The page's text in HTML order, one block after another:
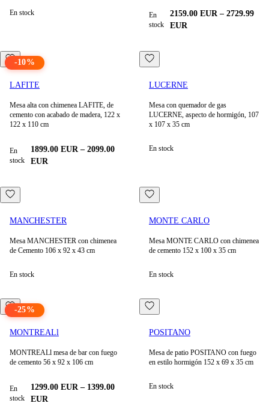
En stock
En
stock
2159.00 EUR –2729.99
EUR
-10%
LAFITE
Mesa alta con chimenea LAFITE, de
cemento con acabado de madera, 122 x
122 x 110 cm
En
stock
1899.00 EUR –2099.00
EUR
LUCERNE
Mesa con quemador de gas
LUCERNE, aspecto de hormigón, 107
x 107 x 35 cm
En stock
MANCHESTER
Mesa MANCHESTER con chimenea
de Cemento 106 x 92 x 43 cm
En stock
MONTE CARLO
Mesa MONTE CARLO con chimenea
de cemento 152 x 100 x 35 cm
En stock
-25%
MONTREALl
MONTREALl mesa de bar con fuego
de cemento 56 x 92 x 106 cm
En
stock
1299.00 EUR – 1399.00
EUR
POSITANO
Mesa de patio POSITANO con fuego
en estilo hormigón 152 x 69 x 35 cm
En stock